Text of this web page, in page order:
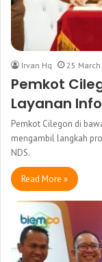
Irvan Hq 25
Pemkot
Layanan
Pemkot Cilegon di
mengambil langkah
NDS.
Read More »